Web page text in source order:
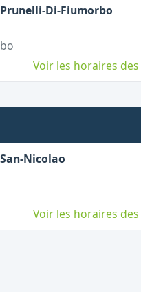
Di-Fiumorbo,
Voir les horaires
Nicolao,
Voir les horaires